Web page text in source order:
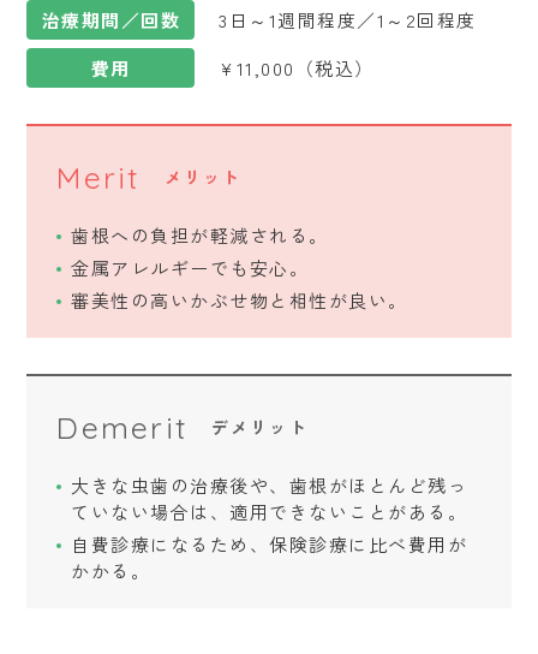
治療期間／回数
3日～1週間程度／1～2回程度
費用
¥11,000（税込）
Merit メリット
歯根への負担が軽減される。
金属アレルギーでも安心。
審美性の高いかぶせ物と相性が良い。
Demerit デメリット
大きな虫歯の治療後や、歯根がほとんど残っ
ていない場合は、適用できないことがある。
自費診療になるため、保険診療に比べ費用が
かかる。